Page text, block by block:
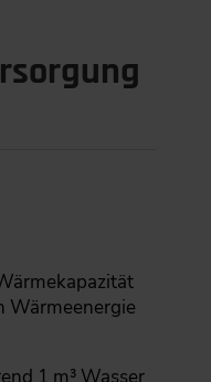
Wärmeenergie